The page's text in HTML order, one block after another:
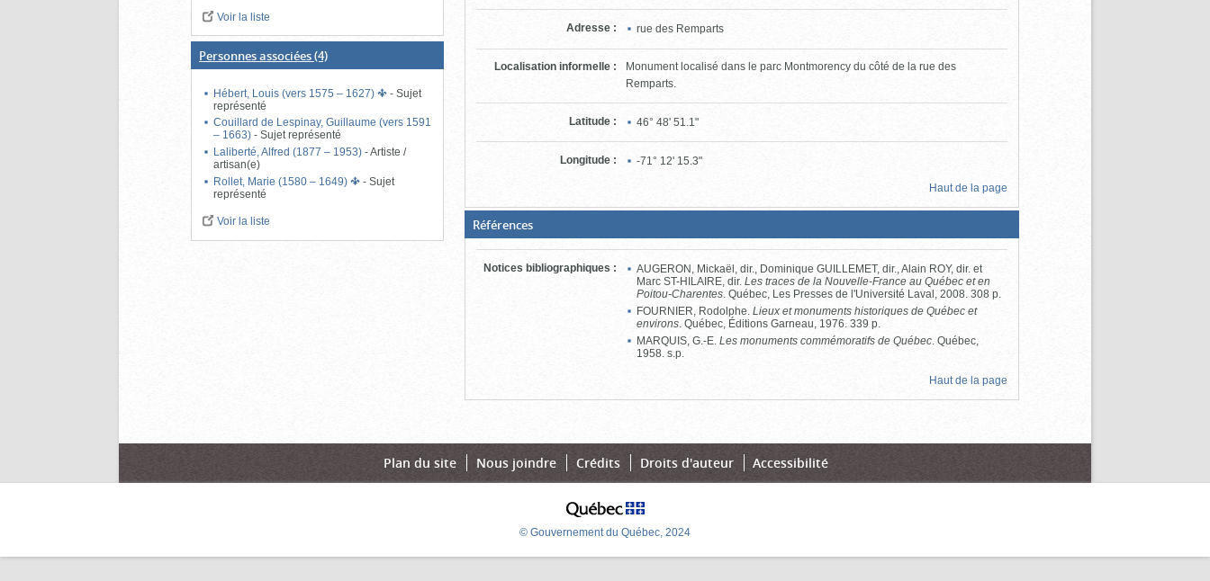
Voir la liste
Personnes associées(4)
Hébert, Louis (vers 1575 – 1627) -Sujet
représenté
Couillard de Lespinay, Guillaume (vers 1591
– 1663)-Sujet représenté
Laliberté, Alfred (1877 – 1953)-Artiste /
artisan(e)
Rollet, Marie (1580 – 1649)
-Sujet
représenté
Voir la liste
Adresse : rue des Remparts
Localisation informelle :
Monument localisé dans le parc Montmorency du côté de la rue des
Remparts.
Latitude : 46° 48' 51.1"
Longitude : -71° 12' 15.3"
Haut de la page
Références(Boite
fermée,
cliquer
pour
ouvrir)
Notices bibliographiques :
AUGERON, Mickaël, dir., Dominique GUILLEMET, dir., Alain ROY, dir. et
Marc ST-HILAIRE, dir.Les traces de la Nouvelle-France au Québec et en
Poitou-Charentes. Québec, Les Presses de l'Université Laval, 2008. 308 p.
FOURNIER, Rodolphe.Lieux et monuments historiques de Québec et
environs. Québec, Éditions Garneau, 1976. 339 p.
MARQUIS, G.-E.Les monuments commémoratifs de Québec . Québec,
1958. s.p.
Haut de la page
Plan du site Nous joindre Crédits Droits d'auteur Accessibilité
© Gouvernement du Québec, 2024